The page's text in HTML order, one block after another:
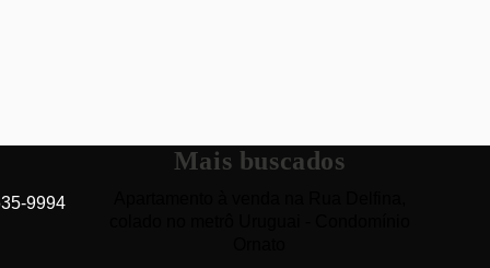
9994
Mais buscados